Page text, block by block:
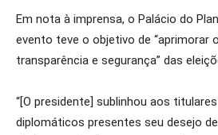
Em nota à imprensa, o Palácio do
evento teve o objetivo de “aprimorar
transparência e segurança” das
“[O presidente] sublinhou aos
diplomáticos presentes seu desejo